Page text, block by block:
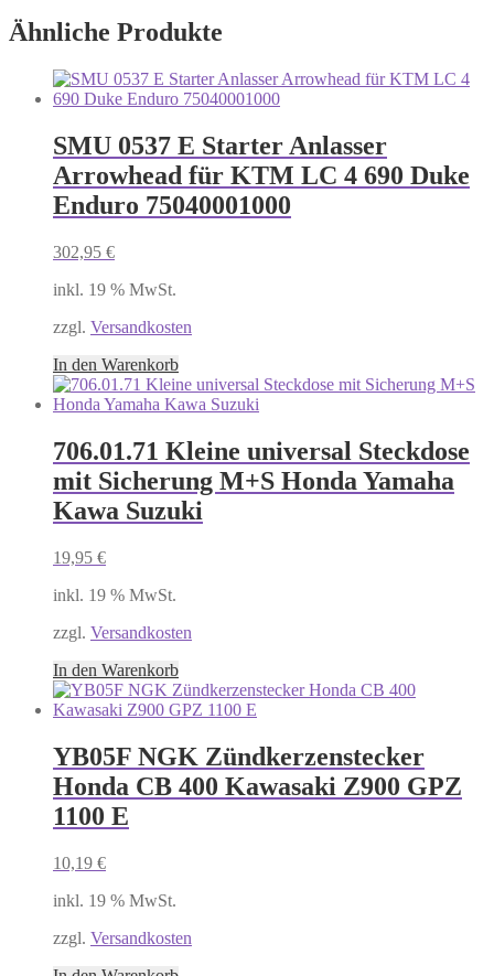
Ähnliche Produkte
SMU 0537 E Starter Anlasser
Arrowhead für KTM LC 4 690 Duke
Enduro 75040001000
302,95 €
inkl. 19 % MwSt.
zzgl. Versandkosten
In den Warenkorb
706.01.71 Kleine universal Steckdose
mit Sicherung M+S Honda Yamaha
Kawa Suzuki
19,95 €
inkl. 19 % MwSt.
zzgl. Versandkosten
In den Warenkorb
YB05F NGK Zündkerzenstecker
Honda CB 400 Kawasaki Z900 GPZ
1100 E
10,19 €
inkl. 19 % MwSt.
zzgl. Versandkosten